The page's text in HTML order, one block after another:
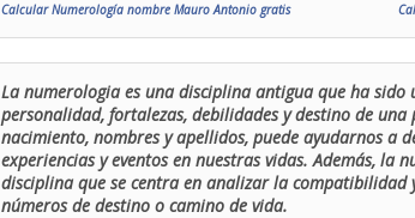
Calcular Numerología nombre Mauro Antonio gratis
La numerologia es una disciplina antigua que ha
personalidad, fortalezas, debilidades y destino de
nacimiento, nombres y apellidos, puede ayudarnos a
experiencias y eventos en nuestras vidas. Además, la
disciplina que se centra en analizar la compatibilidad
números de destino o camino de vida.